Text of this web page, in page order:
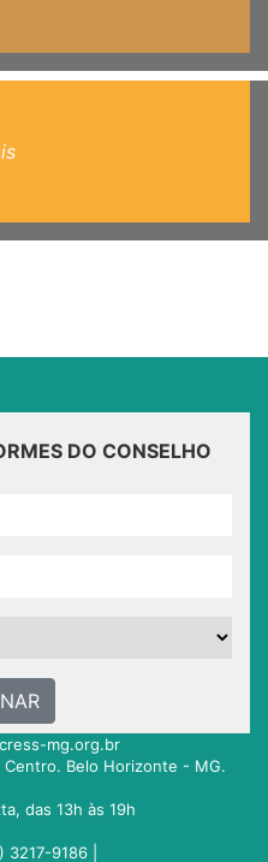
DO CONSELHO
mg.org.br
Centro. Belo Horizonte - MG.
das 13h às 19h
3217-9186 |